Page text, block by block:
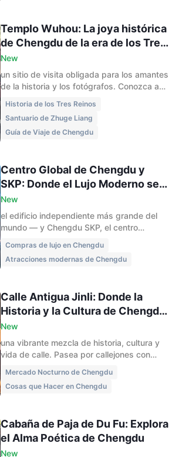
primera vez.
Templo Wuhou: La joya histórica
de Chengdu de la era de los Tres
Reinos
New
un sitio de visita obligada para los amantes
de la historia y los fotógrafos. Conozca a
muros rojos en esta guía para viajeros.
Historia de los Tres Reinos
Santuario de Zhuge Liang
Guía de Viaje de Chengdu
Centro Global de Chengdu y
SKP: Donde el Lujo Moderno se
Encuentra con el Arte Urbano
New
el edificio independiente más grande del
mundo — y Chengdu SKP, el centro
Descubre compras, gastronomía, arte y
entretenimiento en el moderno distrito de
Compras de lujo en Chengdu
Atracciones modernas de Chengdu
Calle Antigua Jinli: Donde la
Historia y la Cultura de Chengdu
Cobran Vida
New
una vibrante mezcla de historia, cultura y
vida de calle. Pasea por callejones con
y prueba bocadillos locales en esta guía de
viaje 2025 para visitantes primerizos.
Mercado Nocturno de Chengdu
Cosas que Hacer en Chengdu
Cabaña de Paja de Du Fu: Explora
el Alma Poética de Chengdu
New